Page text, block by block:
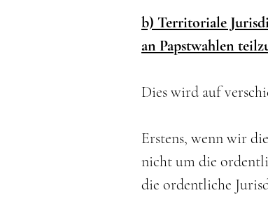
b) Territoriale
an Papstwahlen
Dies wird auf
Erstens, wenn wir
nicht um die
die ordentliche